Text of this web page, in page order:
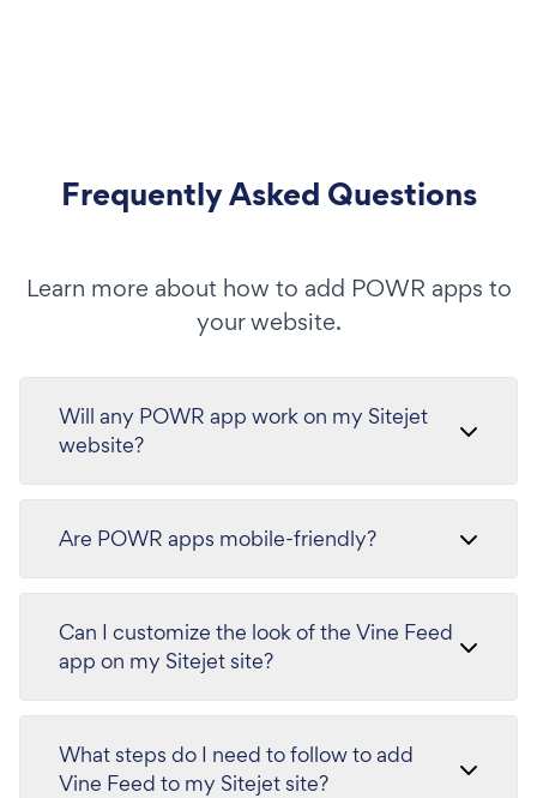
Frequently Asked Questions
Learn more about how to add POWR apps to
your website.
Will any POWR app work on my Sitejet
website?
Are POWR apps mobile-friendly?
Can I customize the look of the Vine Feed
app on my Sitejet site?
What steps do I need to follow to add
Vine Feed to my Sitejet site?